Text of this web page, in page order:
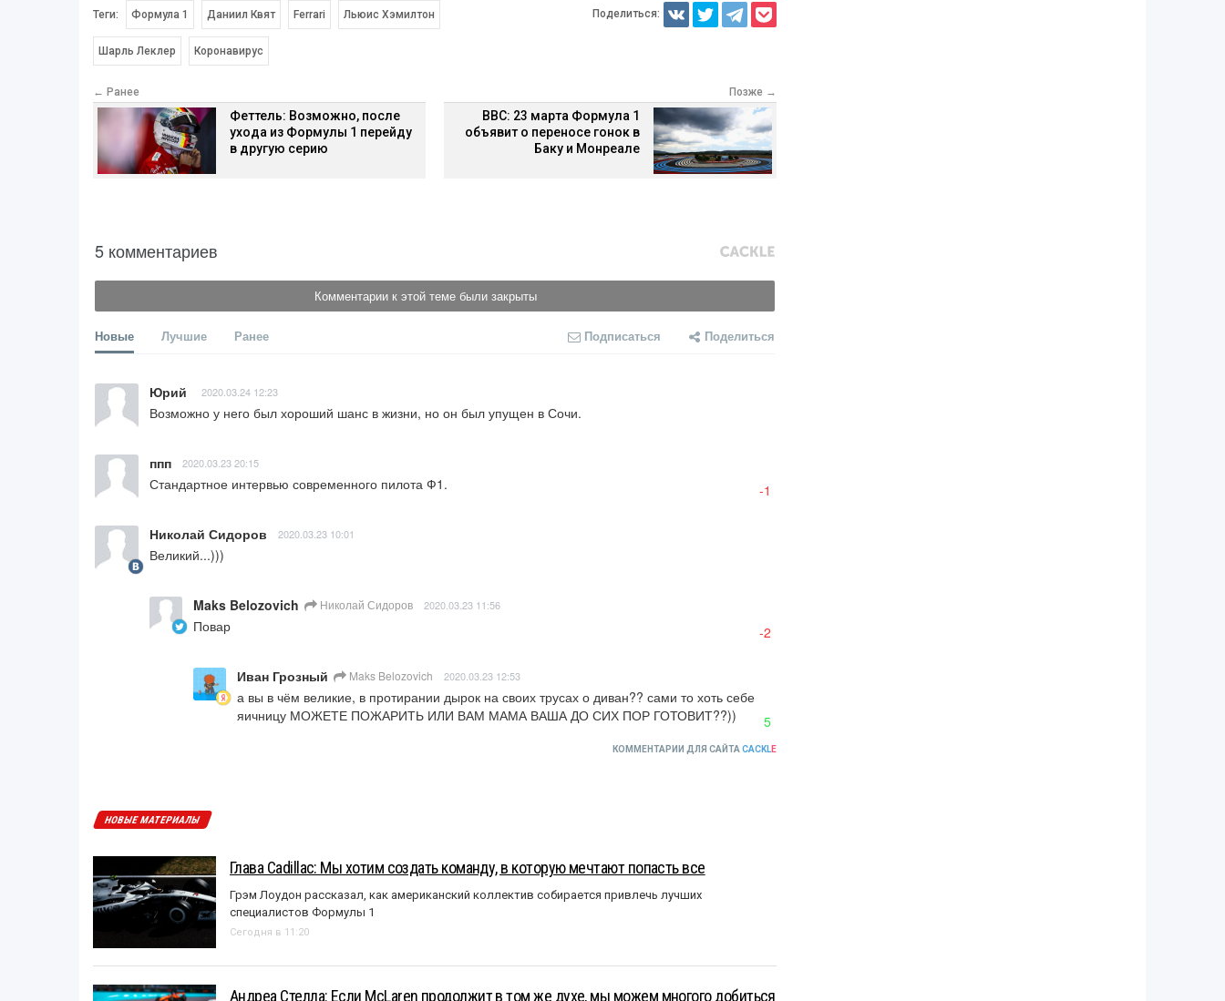
Теги: Формула 1 Даниил Квят Ferrari Льюис Хэмилтон
Шарль Леклер Коронавирус
Поделиться:
← Ранее
Феттель: Возможно, после
ухода из Формулы 1 перейду
в другую серию
Позже →
BBC: 23 марта Формула 1
объявит о переносе гонок в
Баку и Монреале
5 комментариев
Комментарии к этой теме были закрыты
Новые Лучшие Ранее Подписаться Поделиться
Юрий 2020.03.24 12:23
Возможно у него был хороший шанс в жизни, но он был упущен в Сочи.
ппп 2020.03.23 20:15
Стандартное интервью современного пилота Ф1. -1
Николай Сидоров 2020.03.23 10:01
Великий...)))
Maks Belozovich Николай Сидоров 2020.03.23 11:56
Повар -2
Иван Грозный Maks Belozovich 2020.03.23 12:53
а вы в чём великие, в протирании дырок на своих трусах о диван?? сами то хоть себе
яичницу МОЖЕТЕ ПОЖАРИТЬ ИЛИ ВАМ МАМА ВАША ДО СИХ ПОР ГОТОВИТ??))
5
КОММЕНТАРИИ ДЛЯ САЙТА CACKLE
НОВЫЕ МАТЕРИАЛЫ
Глава Cadillac: Мы хотим создать команду, в которую мечтают попасть все
Грэм Лоудон рассказал, как американский коллектив собирается привлечь лучших
специалистов Формулы 1
Сегодня в 11:20
Андреа Стелла: Если McLaren продолжит в том же духе, мы можем многого добиться